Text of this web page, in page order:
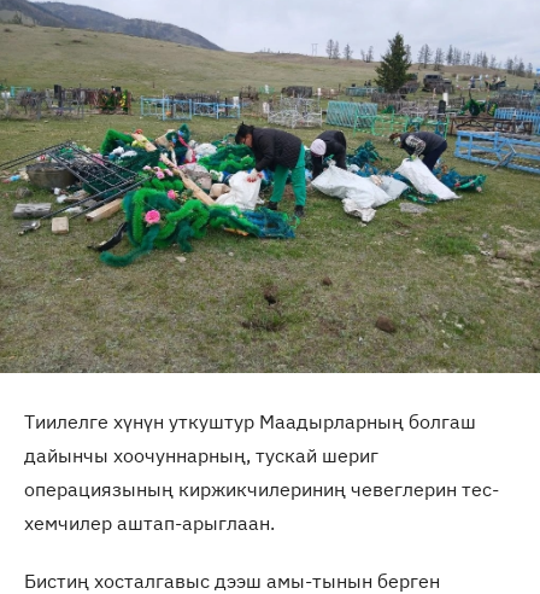
Тиилелге хүнүн уткуштур Маадырларның болгаш
дайынчы хоочуннарның, тускай шериг
операциязының киржикчилериниң чевеглерин тес-
хемчилер аштап-арыглаан.
Бистиң хосталгавыс дээш амы-тынын берген